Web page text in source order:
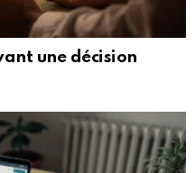
une décision